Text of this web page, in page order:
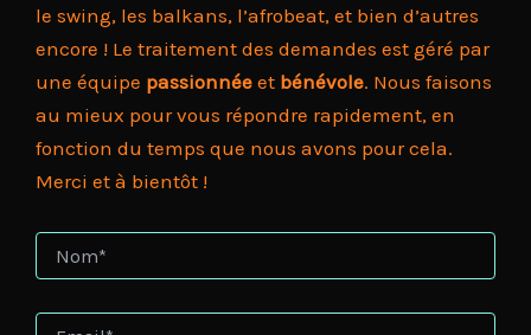
le swing, les balkans, l’afrobeat, et bien d’autres
encore ! Le traitement des demandes est géré par
une équipe passionnée et bénévole. Nous faisons
au mieux pour vous répondre rapidement, en
fonction du temps que nous avons pour cela.
Merci et à bientôt !